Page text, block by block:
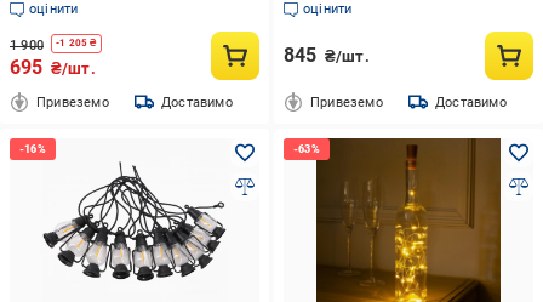
оцінити
1 900 -1 205 ₴
695 ₴/шт.
Привеземо Доставимо
оцінити
845 ₴/шт.
Привеземо Доставимо